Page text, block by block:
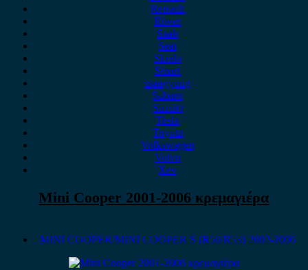
Renault
Rover
Saab
Seat
Skoda
Smart
ssangyong
Subaru
Suzuki
Tesla
Toyota
Volkswagen
Volvo
Xev
Mini Cooper 2001-2006 κρεμαγιέρα
MINI COOPER/MINI COOPER S (R50/R53) 2002-2006